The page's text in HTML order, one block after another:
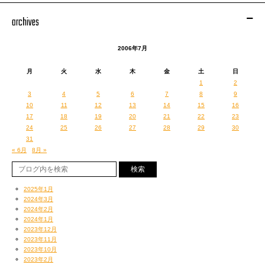
archives
2006年7月
月 火 水 木 金 土
日
1
2
3
4 5 6 7 8
9
10
11 12 13 14 15
16
17
18 19 20 21 22
23
24
25 26 27 28 29
30
31
« 6月
8月 »
2025年1月
2024年3月
2024年2月
2024年1月
2023年12月
2023年11月
2023年10月
2023年2月